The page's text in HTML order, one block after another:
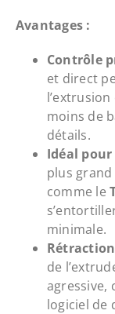
Avantages :
Contrôle
et direct
moins de
détails.
Idéal
plus
comme le
minimale.
de
agressive,
logiciel de